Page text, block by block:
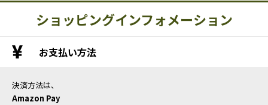
ショッピングインフォメーション
お支払い方法
決済方法は、
Amazon Pay